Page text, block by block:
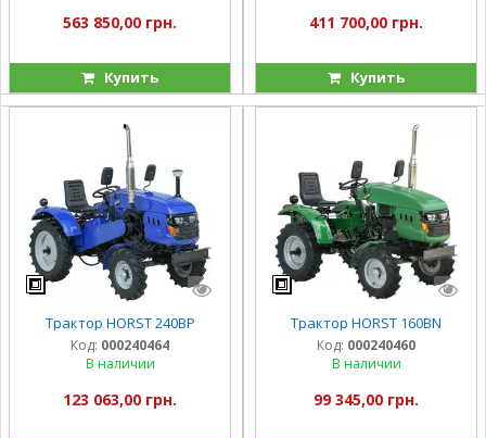
563 850,00 грн.
Купить
411 700,00 грн.
Купить
Трактор HORST 240BP
Код: 000240464
В наличии
123 063,00 грн.
Трактор HORST 160BN
Код: 000240460
В наличии
99 345,00 грн.